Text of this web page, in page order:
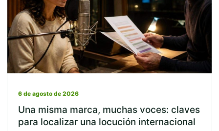
6 de agosto de 2026
Una misma marca, muchas voces: claves
para localizar una locución internacional